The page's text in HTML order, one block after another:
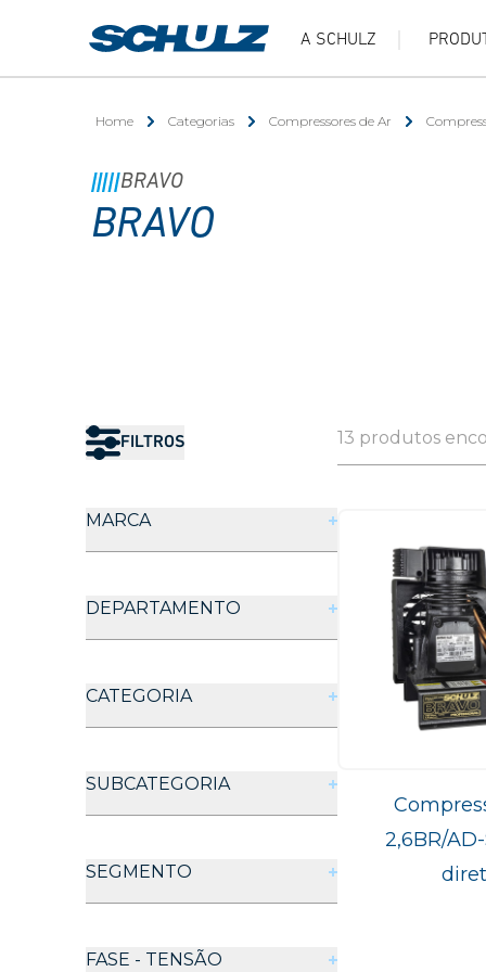
A SCHULZ
Home Categorias Compressores de Ar
BRAVO
BRAVO
FILTROS
MARCA
DEPARTAMENTO
CATEGORIA
SUBCATEGORIA
SEGMENTO
Profissional
FASE - TENSÃO
13 produtos
2,6BR/